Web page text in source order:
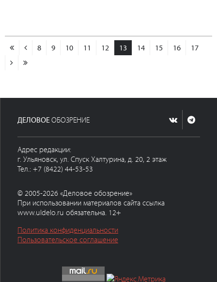
8 9 10 11 12 13 14 15 16 17
ДЕЛОВОЕ ОБОЗРЕНИЕ
Адрес редакции:
г. Ульяновск, ул. Спуск Халтурина, д. 20, 2 этаж
Тел.: +7 (8422) 44-53-53
© 2005-2026 «Деловое обозрение»
При использовании материалов сайта ссылка
www.uldelo.ru обязательна. 12+
Политика конфиденциальности
Пользовательское соглашение